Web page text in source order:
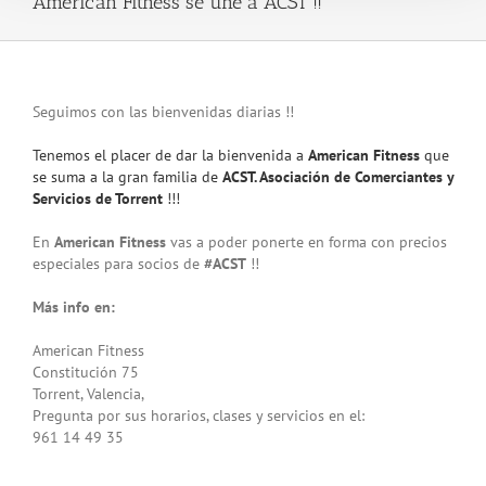
Seguimos con las bienvenidas diarias !!
Tenemos el placer de dar la bienvenida a American Fitness que
se suma a la gran familia de ACST. Asociación de Comerciantes y
Servicios de Torrent !!!
En American Fitness vas a poder ponerte en forma con precios
especiales para socios de #ACST !!
Más info en:
American Fitness
Constitución 75
Torrent, Valencia,
Pregunta por sus horarios, clases y servicios en el:
961 14 49 35